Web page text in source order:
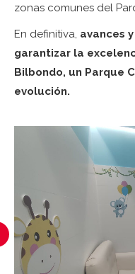
zonas comunes del
En definitiva, avances
garantizar la
Bilbondo, un Parque
evolución.